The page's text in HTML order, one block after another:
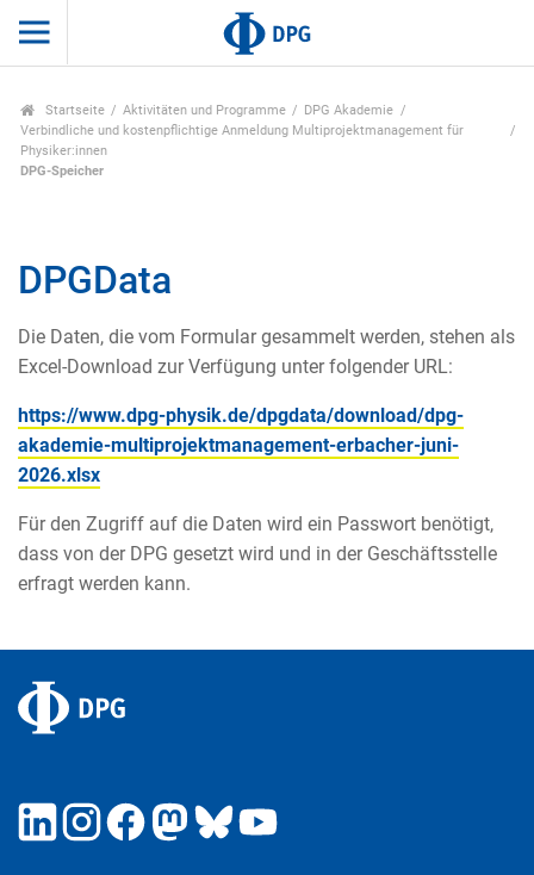
Startseite Aktivitäten und Programme
DPG Akademie
Verbindliche und kostenpflichtige Anmeldung Multiprojektmanagement für
Physiker:innen
DPG-Speicher
DPGData
Die Daten, die vom Formular gesammelt werden, stehen als
Excel-Download zur Verfügung unter folgender URL:
https://www.dpg-physik.de/dpgdata/download/dpg-
akademie-multiprojektmanagement-erbacher-juni-
2026.xlsx
Für den Zugriff auf die Daten wird ein Passwort benötigt,
dass von der DPG gesetzt wird und in der Geschäftsstelle
erfragt werden kann.